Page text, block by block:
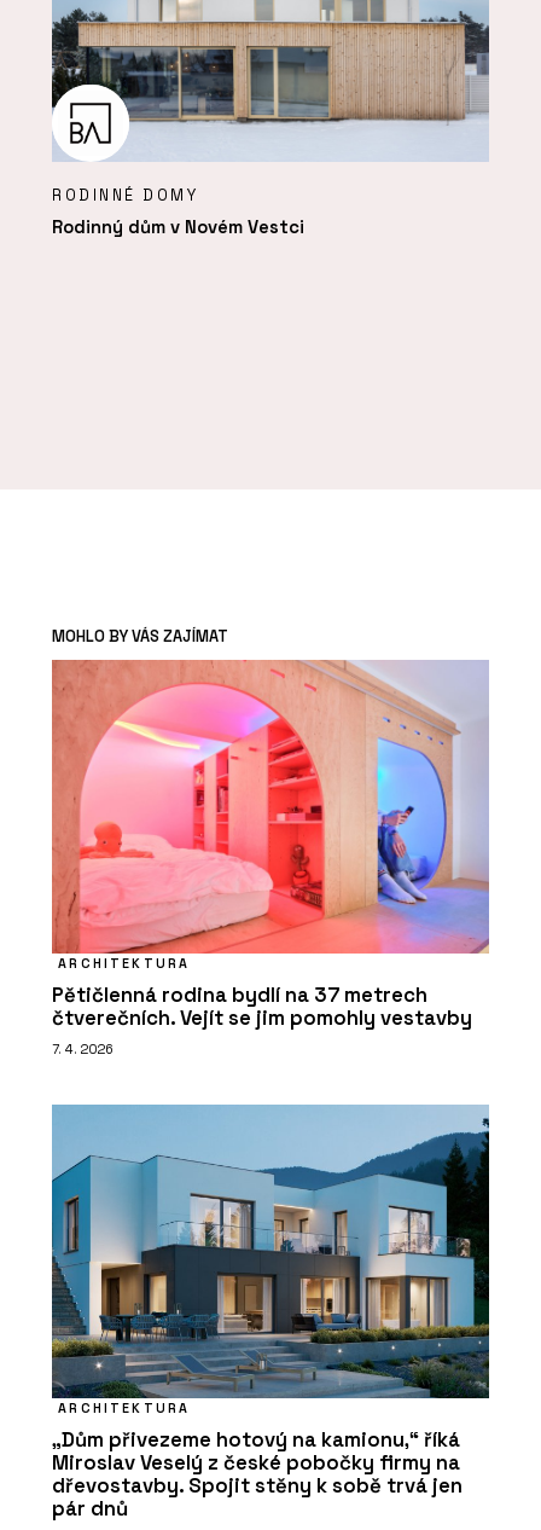
RODINNÉ DOMY
Rodinný dům v Novém Vestci
MOHLO BY VÁS ZAJÍMAT
ARCHITEKTURA
Pětičlenná rodina bydlí na 37 metrech
čtverečních. Vejít se jim pomohly vestavby
7. 4. 2026
ARCHITEKTURA
„Dům přivezeme hotový na kamionu,“ říká
Miroslav Veselý z české pobočky firmy na
dřevostavby. Spojit stěny k sobě trvá jen
pár dnů